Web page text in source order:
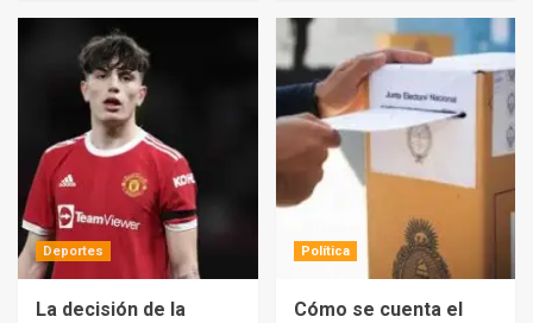
Deportes
La decisión de la
Política
Cómo se cuenta el